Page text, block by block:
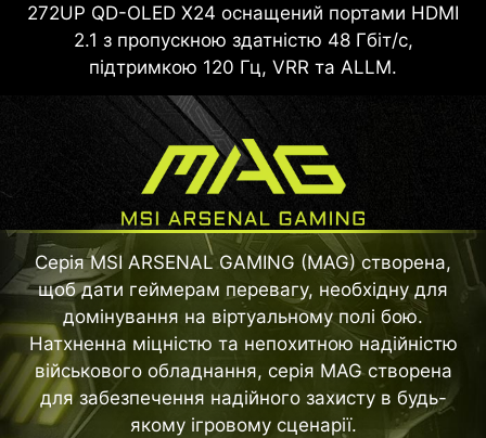
272UP QD-OLED X24 оснащений портами HDMI
2.1 з пропускною здатністю 48 Гбіт/с,
підтримкою 120 Гц, VRR та ALLM.
Серія MSI ARSENAL GAMING (MAG) створена,
щоб дати геймерам перевагу, необхідну для
домінування на віртуальному полі бою.
Натхненна міцністю та непохитною надійністю
військового обладнання, серія MAG створена
для забезпечення надійного захисту в будь-
якому ігровому сценарії.